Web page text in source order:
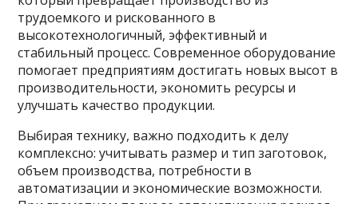
трудоемкого и рискованного в
высокотехнологичный, эффективный и
стабильный процесс. Современное оборудование
помогает предприятиям достигать новых высот в
производительности, экономить ресурсы и
улучшать качество продукции.
Выбирая технику, важно подходить к делу
комплексно: учитывать размер и тип заготовок,
объем производства, потребности в
автоматизации и экономические возможности.